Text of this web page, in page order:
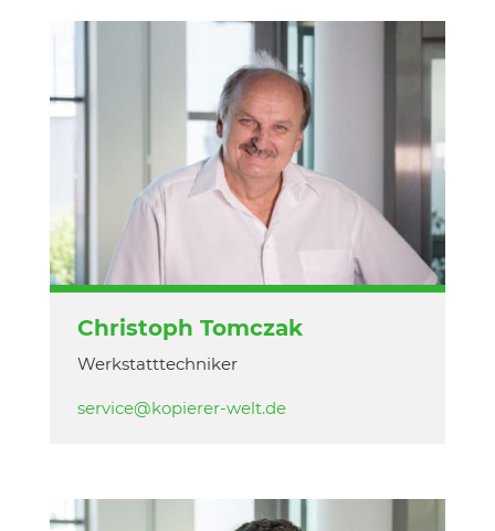
Christoph Tomczak
Werkstatttechniker
service@kopierer-welt.de